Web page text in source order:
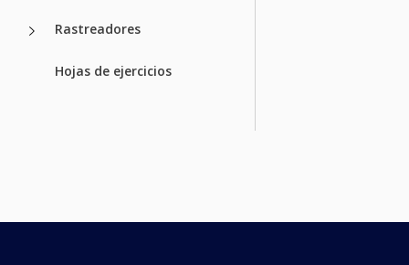
Rastreadores
Hojas de ejercicios